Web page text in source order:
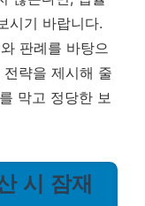
시기 바랍니다.
판례를 바탕으
략을 제시해 줄
막고 정당한 보
시 잠재